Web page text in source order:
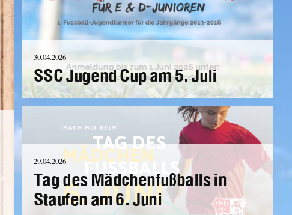
30.04.2026
SSC Jugend Cup am 5. Juli
29.04.2026
Tag des Mädchenfußballs in
Staufen am 6. Juni